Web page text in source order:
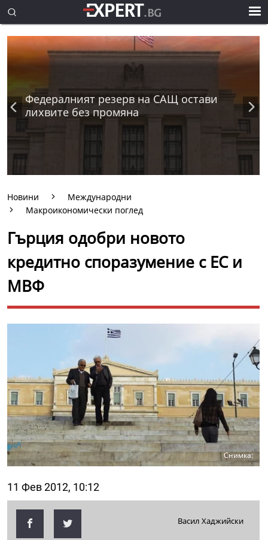
Федералният резерв на САЩ остави
лихвите без промяна
Новини
Международни
Макроикономически поглед
Гърция одобри новото
кредитно споразумение с ЕС и
МВФ
Снимка:
11 Фев 2012, 10:12
Васил Хаджийски